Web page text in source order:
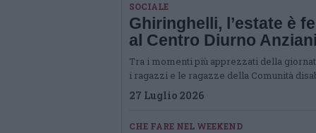
SOCIALE
Ghiringhelli, l’estate è
al Centro Diurno
Tra i momenti più apprezzati della
i ragazzi e le ragazze della Comunità
27 Luglio 2026
CHE FARE NEL WEEKEND